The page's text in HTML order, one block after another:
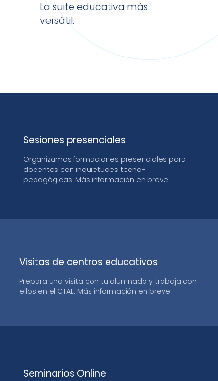
La suite educativa más
versátil.
Sesiones presenciales
Organizamos formaciones presenciales para
docentes con inquietudes tecno-
pedagógicas. Más información en breve.
Visitas de centros educativos
Prepara una visita con tu alumnado y trabaja con
ellos en el CTAE. Más información en breve.
Seminarios Online